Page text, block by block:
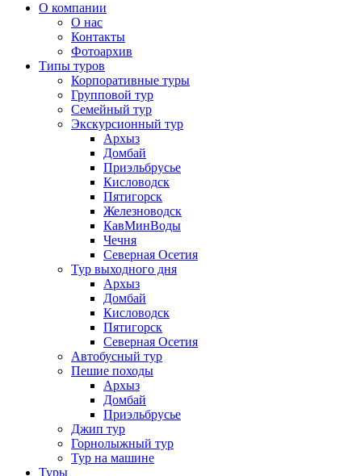
О компании
О нас
Контакты
Фотоархив
Типы туров
Корпоративные туры
Групповой тур
Семейный тур
Экскурсионный тур
Архыз
Домбай
Приэльбрусье
Кисловодск
Пятигорск
Железноводск
КавМинВоды
Чечня
Северная Осетия
Тур выходного дня
Архыз
Домбай
Кисловодск
Пятигорск
Северная Осетия
Автобусный тур
Пешие походы
Архыз
Домбай
Приэльбрусье
Джип тур
Горнолыжный тур
Тур на машине
Туры